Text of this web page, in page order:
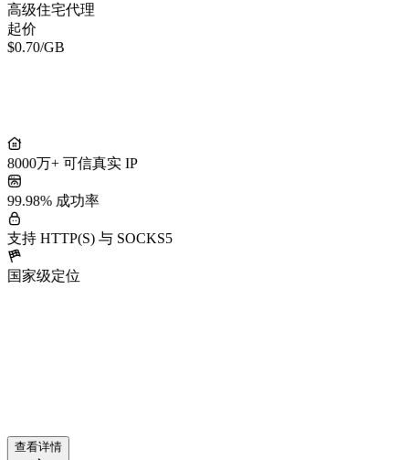
高级住宅代理
起价
$0.70/GB
8000万+ 可信真实 IP
99.98% 成功率
支持 HTTP(S) 与 SOCKS5
国家级定位
查看详情